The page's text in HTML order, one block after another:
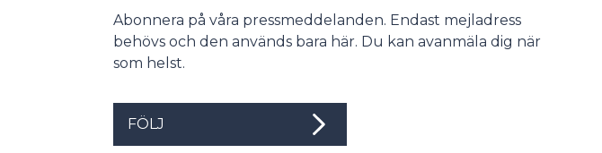
Abonnera på våra pressmeddelanden. Endast mejladress
behövs och den används bara här. Du kan avanmäla dig när
som helst.
FÖLJ